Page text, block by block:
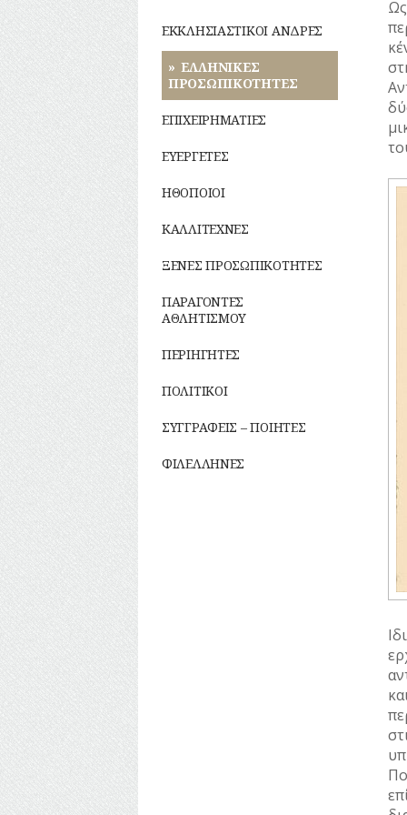
τέχνες
Μύθοι
Παραδόσεις
Παροιμίες
Αινίγματα
ζωή
ΟΙΚΟΝΟΜΙΚΗ
ΖΩΗ
ΤΟΥΡΙΣΜΟΣ
ΕΚΚΛΗΣΙΑΣΤΙΚΟΙ ΑΝΔΡΕΣ
ΕΛΛΗΝΙΚΕΣ
ΠΡΟΣΩΠΙΚΟΤΗΤΕΣ
ΕΠΙΧΕΙΡΗΜΑΤΙΕΣ
ΕΥΕΡΓΕΤΕΣ
ΗΘΟΠΟΙΟΙ
ΚΑΛΛΙΤΕΧΝΕΣ
ΞΕΝΕΣ ΠΡΟΣΩΠΙΚΟΤΗΤΕΣ
ΠΑΡΑΓΟΝΤΕΣ
ΑΘΛΗΤΙΣΜΟΥ
ΠΕΡΙΗΓΗΤΕΣ
ΠΟΛΙΤΙΚΟΙ
ΣΥΓΓΡΑΦΕΙΣ – ΠΟΙΗΤΕΣ
ΦΙΛΕΛΛΗΝΕΣ